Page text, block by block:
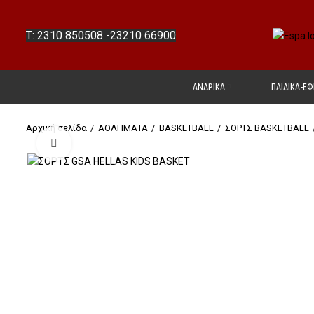
T: 2310 850508 -23210 66900
ΑΝΔΡΙΚΑ ΠΑΙΔΙΚΑ-
Αρχική σελίδα ΑΘΛΗΜΑΤΑ BASKETBALL ΣΟΡΤΣ ΒΑSΚΕΤBALL